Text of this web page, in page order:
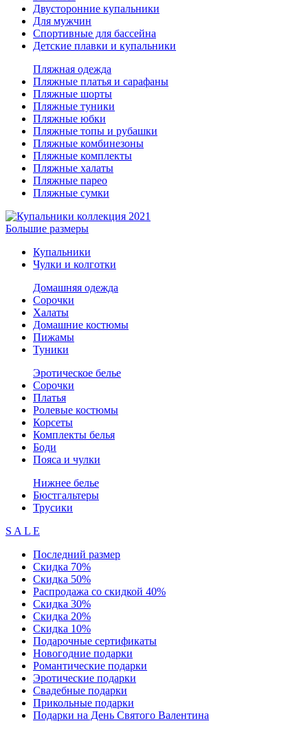
Двусторонние купальники
Для мужчин
Спортивные для бассейна
Детские плавки и купальники
Пляжная одежда
Пляжные платья и сарафаны
Пляжные шорты
Пляжные туники
Пляжные юбки
Пляжные топы и рубашки
Пляжные комбинезоны
Пляжные комплекты
Пляжные халаты
Пляжные парео
Пляжные сумки
Большие размеры
Купальники
Чулки и колготки
Домашняя одежда
Сорочки
Халаты
Домашние костюмы
Пижамы
Туники
Эротическое белье
Сорочки
Платья
Ролевые костюмы
Корсеты
Комплекты белья
Боди
Пояса и чулки
Нижнее белье
Бюстгальтеры
Трусики
S A L E
Последний размер
Скидка 70%
Скидка 50%
Распродажа со скидкой 40%
Скидка 30%
Скидка 20%
Скидка 10%
Подарочные сертификаты
Новогодние подарки
Романтические подарки
Эротические подарки
Свадебные подарки
Прикольные подарки
Подарки на День Святого Валентина